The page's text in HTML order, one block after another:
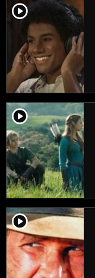
player2
player2
player2